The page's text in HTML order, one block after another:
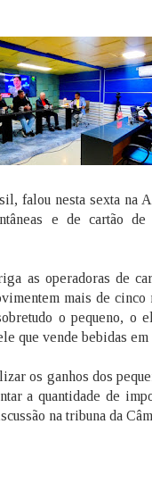
falou nesta sexta na
e de cartão
as operadoras de
mais de
o pequeno, o
que vende bebidas
os ganhos dos
a quantidade de
na tribuna da